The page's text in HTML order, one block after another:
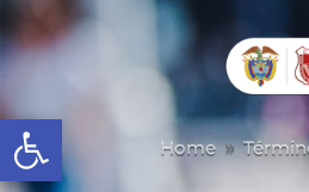
Abrir barra de herramientas
Home 9